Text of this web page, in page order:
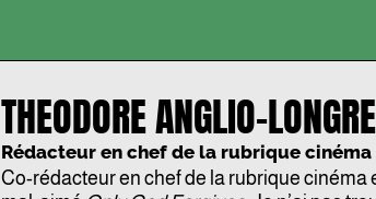
THEODORE ANGLIO-LONGRE
Rédacteur en chef de la rubrique cinéma
Co-rédacteur en chef de la rubrique